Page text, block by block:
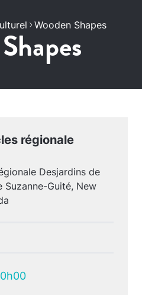
Wooden Shapes
régionale
Desjardins de
Suzanne-Guité, New